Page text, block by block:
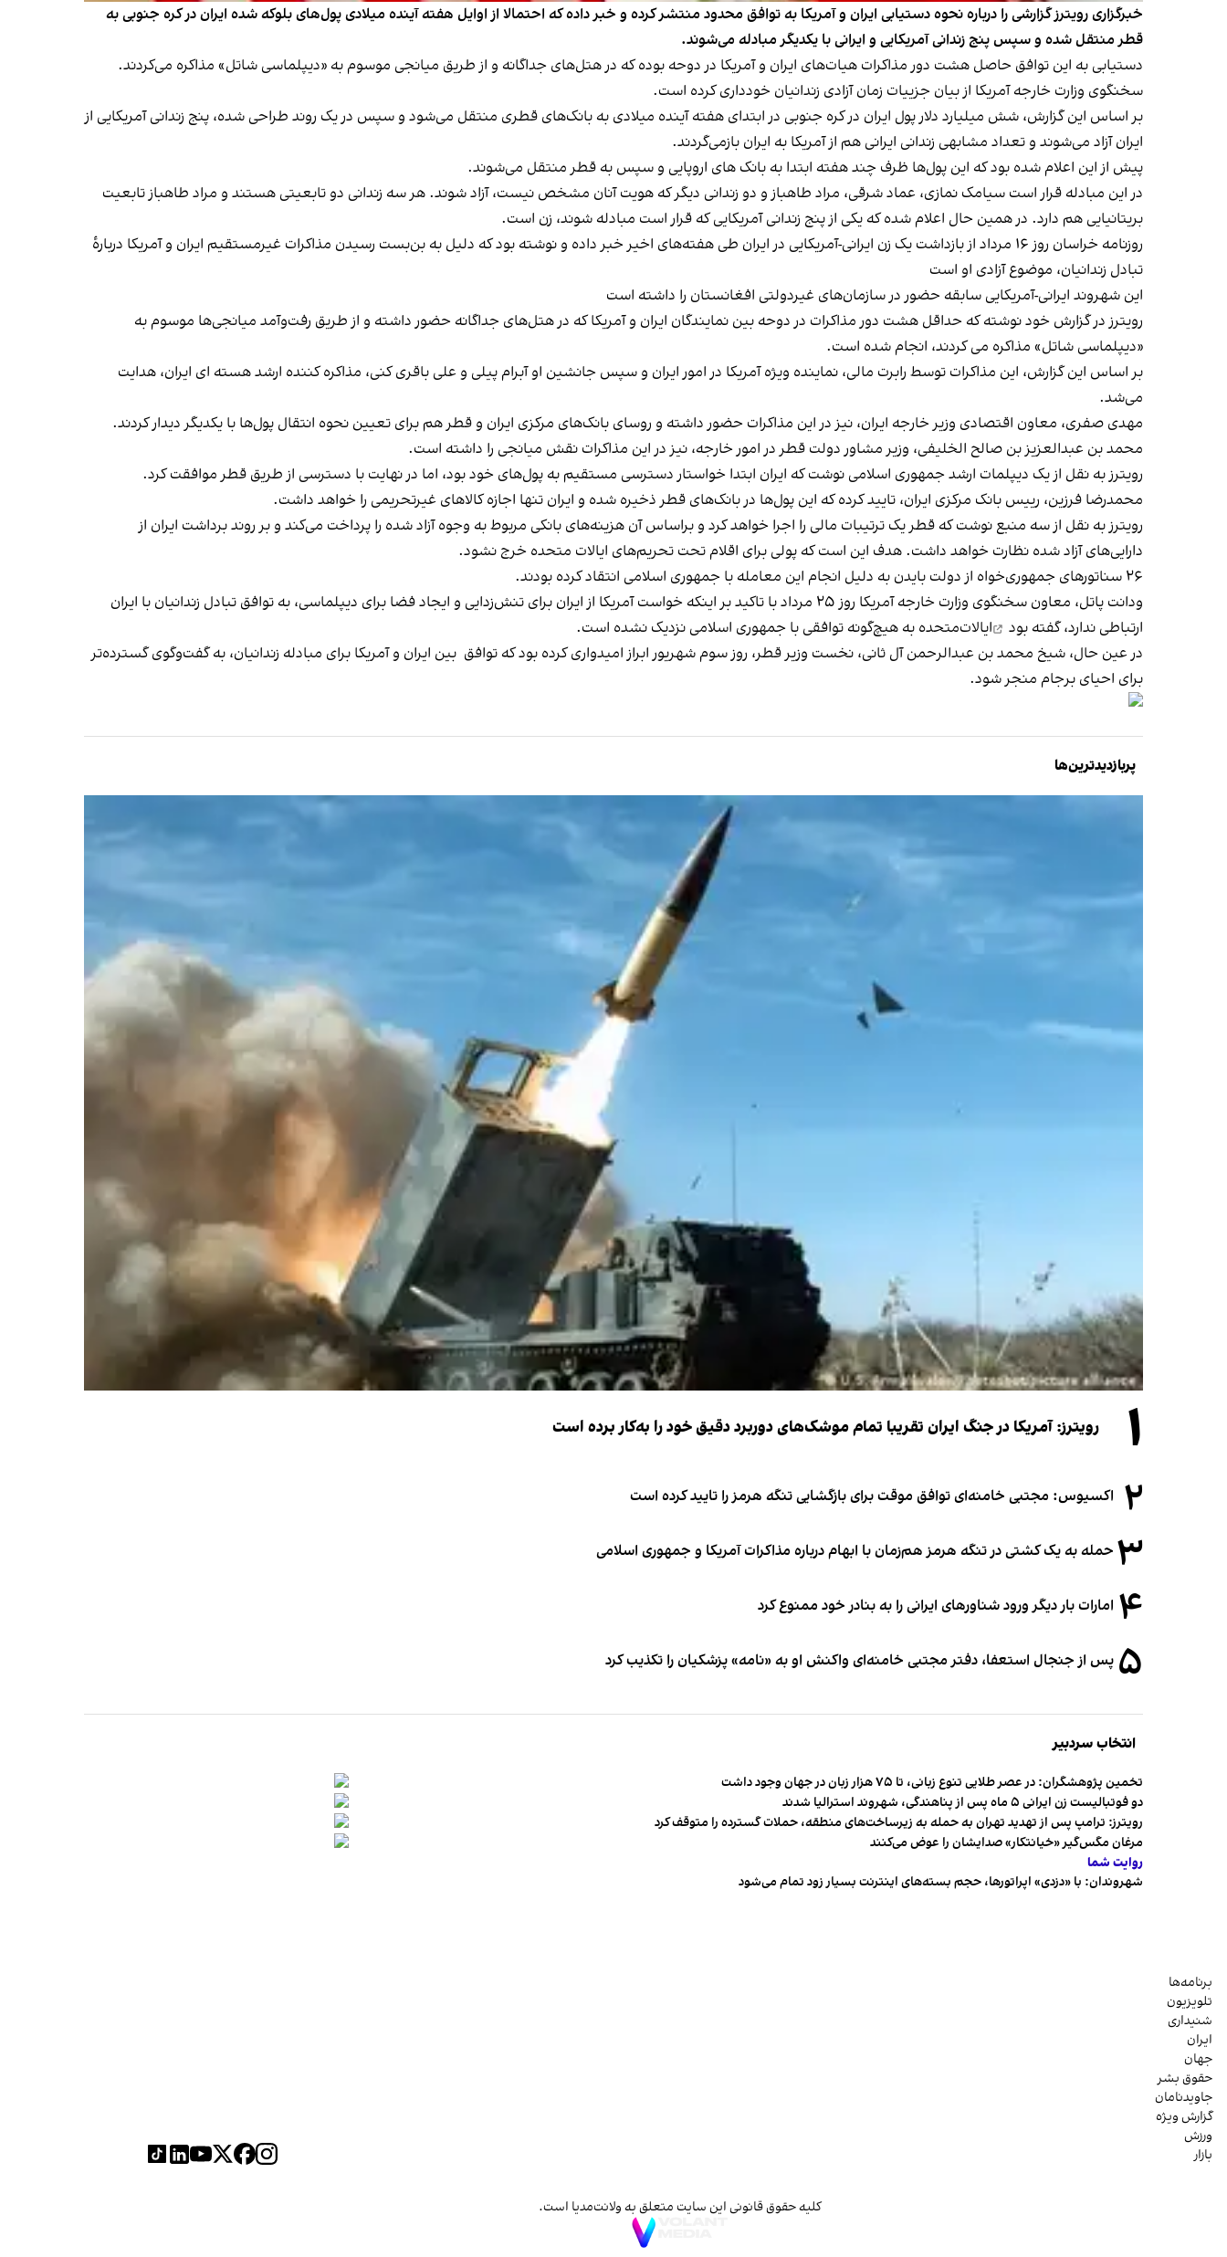
خبرگزاری رویترز گزارشی را درباره نحوه دستیابی ایران و آمریکا به توافق محدود منتشر کرده و خبر داده که احتمالا از اوایل هفته آینده میلادی پول‌های بلوکه شده ایران در کره جنوبی به
قطر منتقل شده و سپس پنج زندانی آمریکایی و ایرانی با یکدیگر مبادله می‌شوند.
دستیابی به این توافق حاصل هشت دور مذاکرات هیات‌های ایران و آمریکا در دوحه بوده که در هتل‌های جداگانه و از طریق میانجی موسوم به «دیپلماسی شاتل» مذاکره می‌کردند.
سخنگوی وزارت خارجه آمریکا از بیان جزییات زمان آزادی زندانیان خودداری کرده است.
بر اساس این گزارش، شش میلیارد دلار پول ایران در کره جنوبی در ابتدای هفته آینده میلادی به بانک‌های قطری منتقل می‌شود و سپس در یک روند طراحی شده، پنج زندانی آمریکایی از
ایران آزاد می‌شوند و تعداد مشابهی زندانی ایرانی هم از آمریکا به ایران باز‌می‌گردند.
پیش از این اعلام شده بود که این پول‌ها ظرف چند هفته ابتدا به بانک های اروپایی و سپس به قطر منتقل می‌شوند.
در این مبادله قرار است سیامک نمازی، عماد شرقی، مراد طاهباز و دو زندانی دیگر که هویت آنان مشخص نیست، آزاد شوند. هر سه زندانی دو تابعیتی هستند و مراد طاهباز تابعیت
بریتانیایی هم دارد. در همین حال اعلام شده که یکی از پنج زندانی آمریکایی که قرار است مبادله شوند، زن است.
روزنامه خراسان روز ۱۶ مرداد از بازداشت یک زن ایرانی‌-آمریکایی در ایران طی هفته‌های اخیر خبر داده و نوشته بود که دلیل به بن‌بست رسیدن مذاکرات غیرمستقیم ایران و آمریکا دربارهٔ
تبادل زندانیان، موضوع آزادی او است
این شهروند ایرانی-آمریکایی سابقه حضور در سازمان‌های غیردولتی افغانستان را داشته است
رویترز در گزارش خود نوشته که حداقل هشت دور مذاکرات در دوحه بین نمایندگان ایران و آمریکا که در هتل‌های جداگانه حضور داشته و از طریق رفت‌وآمد میانجی‌ها موسوم به
«دیپلماسی شاتل» مذاکره می کردند، انجام شده است.
بر اساس این گزارش، این مذاکرات توسط رابرت مالی، نماینده ویژه آمریکا در امور ایران و سپس جانشین او آبرام پیلی و علی باقری کنی، مذاکره کننده ارشد هسته ای ایران، هدایت
می‌شد.
مهدی صفری، معاون اقتصادی وزیر خارجه ایران، نیز در این مذاکرات حضور داشته و روسای بانک‌های مرکزی ایران و قطر هم برای تعیین نحوه انتقال پول‌ها با یکدیگر دیدار کردند.
محمد بن عبدالعزیز بن صالح الخلیفی، وزیر مشاور دولت قطر در امور خارجه، نیز در این مذاکرات نقش میانجی را داشته است.
رویترز به نقل از یک دیپلمات ارشد جمهوری اسلامی نوشت که ایران ابتدا خواستار دسترسی مستقیم به پول‌های خود بود، اما در نهایت با دسترسی از طریق قطر موافقت کرد.
محمدرضا فرزین، رییس بانک مرکزی ایران، تایید کرده که این پول‌ها در بانک‌های قطر ذخیره شده و ایران تنها اجازه کالاهای غیرتحریمی را خواهد داشت.
رویترز به نقل از سه منبع نوشت که قطر یک ترتیبات مالی را اجرا خواهد کرد و براساس آن هزینه‌های بانکی مربوط به وجوه آزاد شده را پرداخت می‌کند و بر روند برداشت ایران از
دارایی‌های آزاد شده نظارت خواهد داشت. هدف این است که پولی برای اقلام تحت تحریم‌های ایالات متحده خرج نشود.
۲۶ سناتورهای جمهوری‌خواه از دولت بایدن به دلیل انجام این معامله با جمهوری اسلامی انتقاد کرده بودند.
ودانت پاتل، معاون سخنگوی وزارت خارجه آمریکا روز ۲۵ مرداد با تاکید بر اینکه خواست آمریکا از ایران برای تنش‌زدایی و ایجاد فضا برای دیپلماسی، به توافق تبادل زندانیان با ایران
ارتباطی ندارد،گفته بود
ایالات‌متحده به هیچ‌گونه توافقی با جمهوری اسلامی نزدیک نشده است.
در عین حال، شیخ محمد بن عبدالرحمن آل ثانی، نخست وزیر قطر، روز سوم شهریور ابراز امیدواری کرده بود که توافق بین ایران و آمریکا برای مبادله زندانیان، به گفت‌وگوی گسترده‌تر
برای احیای برجام منجر شود.
پربازدیدترین‌ها
۱ رویترز: آمریکا در جنگ ایران تقریبا تمام موشک‌های دوربرد دقیق خود را به‌کار برده است
۲ اکسیوس: مجتبی خامنه‌ای توافق موقت برای بازگشایی تنگه هرمز را تایید کرده است
۳ حمله به یک کشتی در تنگه هرمز هم‌زمان با ابهام درباره مذاکرات آمریکا و جمهوری اسلامی
۴ امارات بار دیگر ورود شناورهای ایرانی را به بنادر خود ممنوع کرد
۵ پس از جنجال استعفا، دفتر مجتبی خامنه‌ای واکنش او به «نامه» پزشکیان را تکذیب کرد
انتخاب سردبیر
تخمین پژوهشگران: در عصر طلایی تنوع زبانی، تا ۷۵ هزار زبان در جهان وجود داشت
دو فوتبالیست زن ایرانی ۵ ماه پس از پناهندگی، شهروند استرالیا شدند
رویترز: ترامپ پس از تهدید تهران به حمله به زیرساخت‌های منطقه، حملات گسترده را متوقف کرد
مرغان مگس‌گیر «خیانتکار» صدایشان را عوض می‌کنند
روایت شما
شهروندان:‌ با «دزدی» اپراتورها، حجم بسته‌های اینترنت بسیار زود تمام می‌شود
برنامه‌ها
تلویزیون
شنیداری
ایران
جهان
حقوق بشر
جاویدنامان
گزارش ویژه
ورزش
بازار
کلیه حقوق قانونی این سایت متعلق به ولانت‌مدیا است.